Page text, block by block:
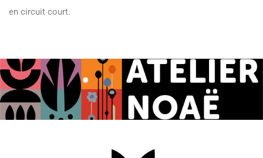
en circuit court.